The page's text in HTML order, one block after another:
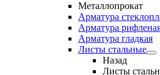
Металлопрокат
Арматура
Арматура
Арматура гладкая
Листы стальные
Назад
Листы